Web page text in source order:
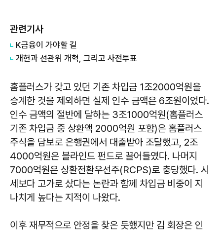
관련기사
K금융이 가야할 길
개헌과 선관위 개혁, 그리고 사전투표
홈플러스가 갖고 있던 기존 차입금 1조2000억원을
승계한 것을 제외하면 실제 인수 금액은 6조원이었다.
인수 금액의 절반에 달하는 3조1000억원(홈플러스
기존 차입금 중 상환액 2000억원 포함)은 홈플러스
주식을 담보로 은행권에서 대출받아 조달했고, 2조
4000억원은 블라인드 펀드로 끌어들였다. 나머지
7000억원은 상환전환우선주(RCPS)로 충당했다. 시
세보다 고가로 샀다는 논란과 함께 차입금 비중이 지
나치게 높다는 지적이 나왔다.
이후 재무적으로 안정을 찾은 듯했지만 김 회장은 인